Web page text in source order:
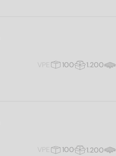
VPE
100 1.200
VPE
100 1.200